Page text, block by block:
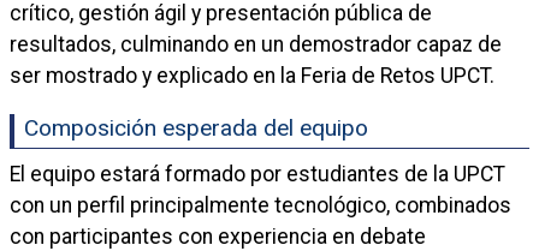
crítico, gestión ágil y presentación pública de
resultados, culminando en un demostrador capaz de
ser mostrado y explicado en la Feria de Retos UPCT.
Composición esperada del equipo
El equipo estará formado por estudiantes de la UPCT
con un perfil principalmente tecnológico, combinados
con participantes con experiencia en debate